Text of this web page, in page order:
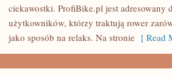
ROWERZE
ciekawostki. ProfiBike.pl jest adresowany
użytkowników, którzy traktują rower
jako sposób na relaks. Na stronie [ Read